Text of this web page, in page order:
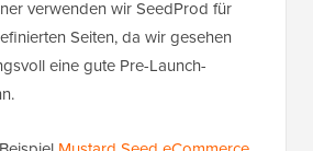
verwenden wir SeedProd für
Seiten, da wir gesehen
eine gute Pre-Launch-